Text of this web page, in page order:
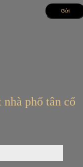
phố tân cổ